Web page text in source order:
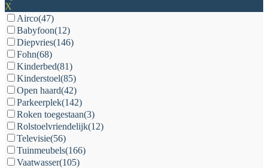
X
Airco(47)
Babyfoon(12)
Diepvries(146)
Fohn(68)
Kinderbed(81)
Kinderstoel(85)
Open haard(42)
Parkeerplek(142)
Roken toegestaan(3)
Rolstoelvriendelijk(12)
Televisie(56)
Tuinmeubels(166)
Vaatwasser(105)